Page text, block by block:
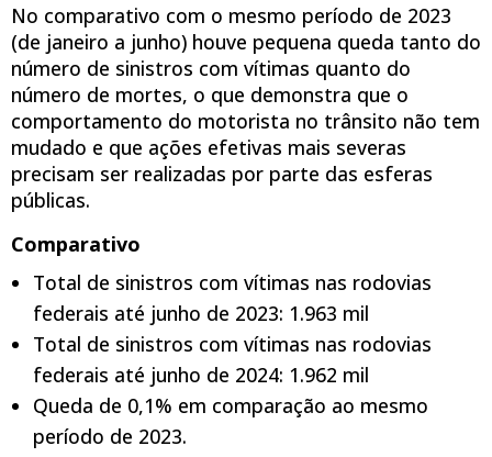
No comparativo com o mesmo período de 2023
(de janeiro a junho) houve pequena queda tanto do
número de sinistros com vítimas quanto do
número de mortes, o que demonstra que o
comportamento do motorista no trânsito não tem
mudado e que ações efetivas mais severas
precisam ser realizadas por parte das esferas
públicas.
Comparativo
Total de sinistros com vítimas nas rodovias
federais até junho de 2023: 1.963 mil
Total de sinistros com vítimas nas rodovias
federais até junho de 2024: 1.962 mil
Queda de 0,1% em comparação ao mesmo
período de 2023.